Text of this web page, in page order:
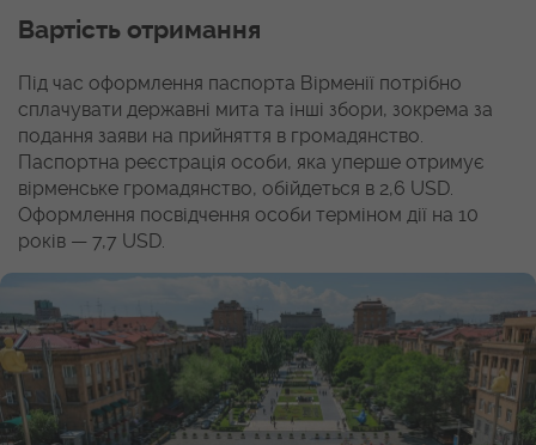
Вартість отримання
Під час оформлення паспорта Вірменії потрібно
сплачувати державні мита та інші збори, зокрема за
подання заяви на прийняття в громадянство.
Паспортна реєстрація особи, яка уперше отримує
вірменське громадянство, обійдеться в 2,6 USD.
Оформлення посвідчення особи терміном дії на 10
років — 7,7 USD.